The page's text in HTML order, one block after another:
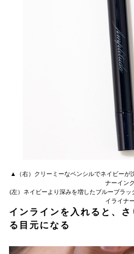
▲（右）クリーミーなペンシルでネイビー
ナーイン
(左）ネイビーより深みを増したブルーブラ
イライナ
インラインを入れると、
る目元になる